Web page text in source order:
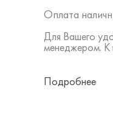
Оплата
Для Вашего
менеджером. К
Подробнее